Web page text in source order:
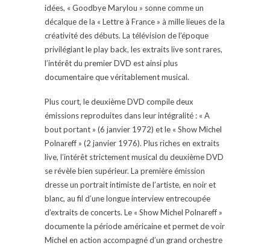
idées, « Goodbye Marylou » sonne comme un
décalque de la « Lettre à France » à mille lieues de la
créativité des débuts. La télévision de l’époque
privilégiant le play back, les extraits live sont rares,
l’intérêt du premier DVD est ainsi plus
documentaire que véritablement musical.
Plus court, le deuxième DVD compile deux
émissions reproduites dans leur intégralité : « A
bout portant » (6 janvier 1972) et le « Show Michel
Polnareff » (2 janvier 1976). Plus riches en extraits
live, l’intérêt strictement musical du deuxième DVD
se révèle bien supérieur. La première émission
dresse un portrait intimiste de l’artiste, en noir et
blanc, au fil d’une longue interview entrecoupée
d’extraits de concerts. Le « Show Michel Polnareff »
documente la période américaine et permet de voir
Michel en action accompagné d’un grand orchestre